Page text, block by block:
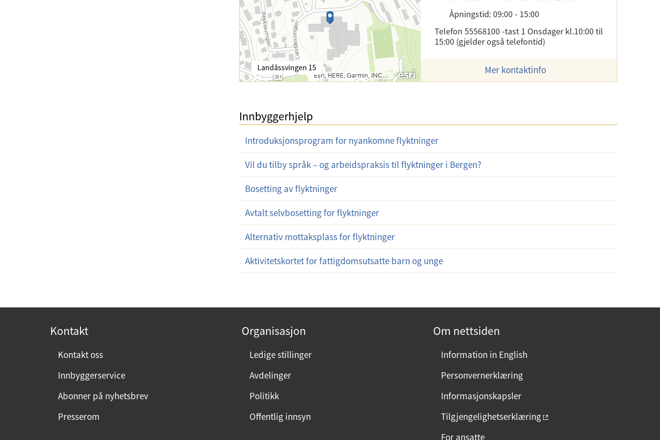
e
s
a
d
e
s
s
e
:
Landåssvingen 15
:
e
f
o
Åpningstid: 09:00 - 15:00
Telefon 55568100 -tast 1 Onsdager kl.10:00 til
15:00 (gjelder også telefontid)
Mer kontaktinfo
Innbyggerhjelp
Introduksjonsprogram for nyankomne flyktninger
Vil du tilby språk – og arbeidspraksis til flyktninger i Bergen?
Bosetting av flyktninger
Avtalt selvbosetting for flyktninger
Alternativ mottaksplass for flyktninger
Aktivitetskortet for fattigdomsutsatte barn og unge
Kontakt
Kontakt oss
Innbyggerservice
Abonner på nyhetsbrev
Presserom
Organisasjon
Ledige stillinger
Avdelinger
Politikk
Offentlig innsyn
Om nettsiden
Information in English
Personvernerklæring
Informasjonskapsler
Tilgjengelighetserklæring
For ansatte